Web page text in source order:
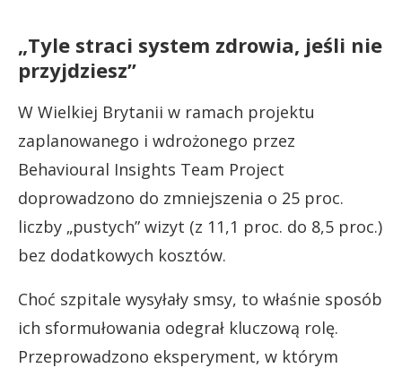
„Tyle straci system zdrowia, jeśli nie
przyjdziesz”
W Wielkiej Brytanii w ramach projektu
zaplanowanego i wdrożonego przez
Behavioural Insights Team Project
doprowadzono do zmniejszenia o 25 proc.
liczby „pustych” wizyt (z 11,1 proc. do 8,5 proc.)
bez dodatkowych kosztów.
Choć szpitale wysyłały smsy, to właśnie sposób
ich sformułowania odegrał kluczową rolę.
Przeprowadzono eksperyment, w którym